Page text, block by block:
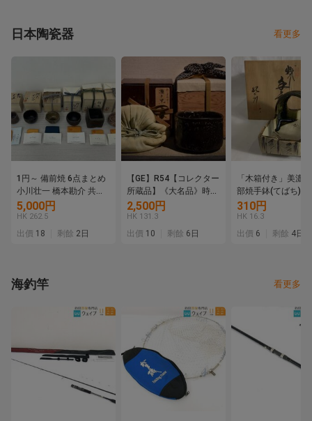
日本陶瓷器 看更多
1円～ 備前焼 6点まとめ
小川壮一 橋本勘介 共箱
共布 栞付き ぐい呑み 酒
盃 酒杯 酒器 花入 花器
陶器 陶芸 工芸品 骨董 木
5,000円
HK 262.5
出價 18 剩餘 2日
【GE】R54【コレクター
所蔵品】《大名品》時代
瀬戸黒茶碗/日本美術 美
濃焼 茶道具 骨董品 時代
品 美術品 古美術品 sm
2,500円
HK 131.3
出價 10 剩餘 6日
「木箱付き」美濃
部焼手鉢(てばち)」
品 送料無料 1円
【180-21.NT】
310円
HK 16.3
出價 6 剩餘 4日
海釣竿 看更多